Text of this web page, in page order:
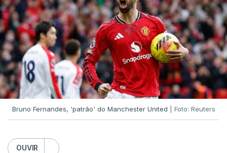
Bruno Fernandes, 'patrão' do Manchester United | Foto: Reuters
OUVIR